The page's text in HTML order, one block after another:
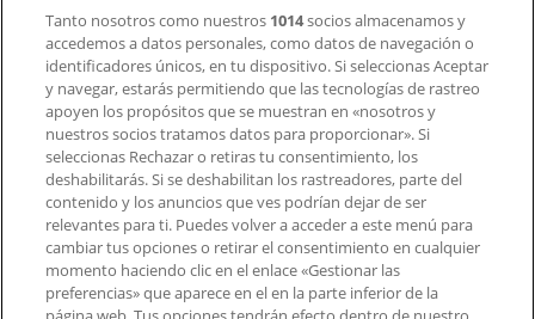
Contacto
Contacto comercial y de marketing
Tienda mal colocada en el mapa
Notificar un folleto
¿Encontraste un problema en la web o en la
aplicación?
Índices
Tanto nosotros como nuestros 1014socios almacenamos y
accedemos a datos personales, como datos de navegación o
identificadores únicos, en tu dispositivo. Si seleccionas Aceptar
y navegar, estarás permitiendo que las tecnologías de rastreo
apoyen los propósitos que se muestran en «nosotros y
nuestros socios tratamos datos para proporcionar». Si
seleccionas Rechazar o retiras tu consentimiento, los
deshabilitarás. Si se deshabilitan los rastreadores, parte del
contenido y los anuncios que ves podrían dejar de ser
relevantes para ti. Puedes volver a acceder a este menú para
cambiar tus opciones o retirar el consentimiento en cualquier
momento haciendo clic en el enlace «Gestionar las
preferencias» que aparece en el en la parte inferior de la